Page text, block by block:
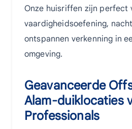
Onze huisriffen zijn perfect
vaardigheidsoefening,
ontspannen verkenning in
omgeving.
Geavanceerde
Alam-duiklocaties
Professionals